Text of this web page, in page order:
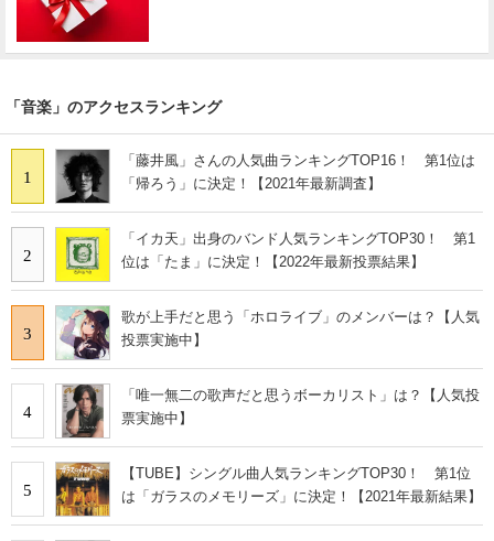
「音楽」のアクセスランキング
1
「藤井風」さんの人気曲ランキングTOP16！ 第1位は
「帰ろう」に決定！【2021年最新調査】
2
「イカ天」出身のバンド人気ランキングTOP30！ 第1
位は「たま」に決定！【2022年最新投票結果】
3
歌が上手だと思う「ホロライブ」のメンバーは？【人気
投票実施中】
4
「唯一無二の歌声だと思うボーカリスト」は？【人気投
票実施中】
5
【TUBE】シングル曲人気ランキングTOP30！ 第1位
は「ガラスのメモリーズ」に決定！【2021年最新結果】